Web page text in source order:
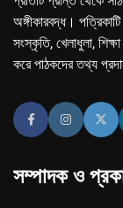
অঙ্গীকারবদ্ধ।
সংস্কৃতি, খেলাধুলা,
করে পাঠকদের তথ্য
সম্পাদক ও